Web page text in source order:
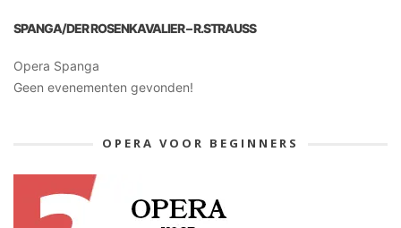
SPANGA/DER ROSENKAVALIER – R.STRAUSS
Opera Spanga
Geen evenementen gevonden!
OPERA VOOR BEGINNERS